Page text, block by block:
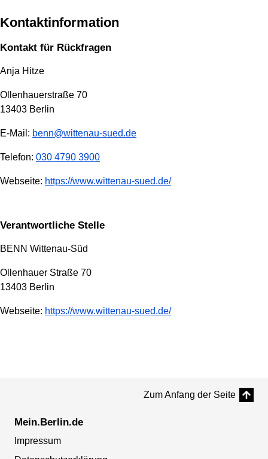
Kontaktinformation
Kontakt für Rückfragen
Anja Hitze
Ollenhauerstraße 70
13403 Berlin
E-Mail: benn@wittenau-sued.de
Telefon: 030 4790 3900
Webseite: https://www.wittenau-sued.de/
Verantwortliche Stelle
BENN Wittenau-Süd
Ollenhauer Straße 70
13403 Berlin
Webseite: https://www.wittenau-sued.de/
Zum Anfang der Seite
Mein.Berlin.de
Impressum